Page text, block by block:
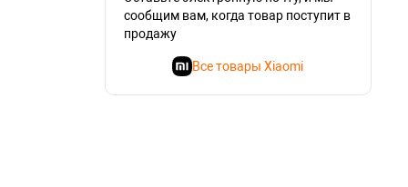
сообщим вам, когда товар поступит в
продажу
Все товары Xiaomi